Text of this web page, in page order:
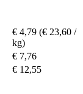
€ 4,79 (€ 23,60 /
kg)
€ 7,76
€ 12,55